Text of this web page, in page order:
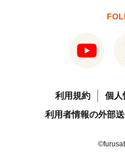
利用規約
個人
利用者情報の外部